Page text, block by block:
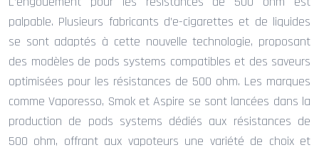
palpable. Plusieurs fabricants d’e-cigarettes et de liquides
se sont adaptés à cette nouvelle technologie, proposant
des modèles de pods systems compatibles et des saveurs
optimisées pour les résistances de 500 ohm. Les marques
comme Vaporesso, Smok et Aspire se sont lancées dans la
production de pods systems dédiés aux résistances de
500 ohm, offrant aux vapoteurs une variété de choix et